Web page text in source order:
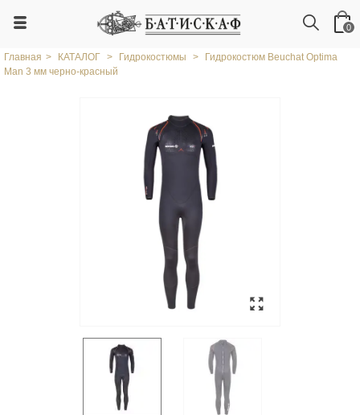
0
Главная > КАТАЛОГ > Гидрокостюмы >
Гидрокостюм Beuchat Optima
Man 3 мм черно-красный